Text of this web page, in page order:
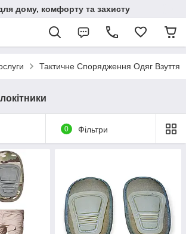
дому, комфорту та захисту
Тактичне Спорядження Одяг Взуття
0 Фільтри